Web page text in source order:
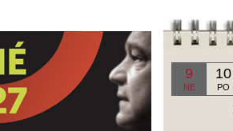
9
NE
10
PO